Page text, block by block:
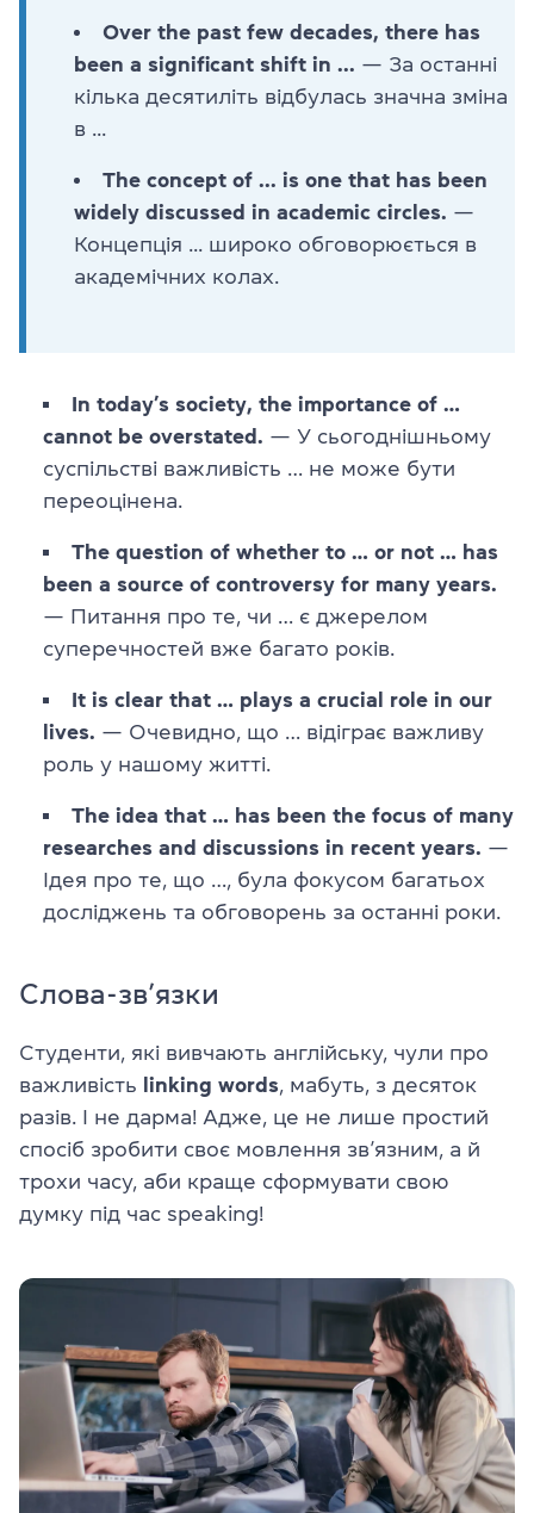
Over the past few decades, there has
been a significant shift in ... — За останні
кілька десятиліть відбулась значна зміна
в ...
The concept of ... is one that has been
widely discussed in academic circles. —
Концепція ... широко обговорюється в
академічних колах.
In today’s society, the importance of …
cannot be overstated. — У сьогоднішньому
суспільстві важливість … не може бути
переоцінена.
The question of whether to … or not … has
been a source of controversy for many years.
— Питання про те, чи … є джерелом
суперечностей вже багато років.
It is clear that … plays a crucial role in our
lives. — Очевидно, що … відіграє важливу
роль у нашому житті.
The idea that … has been the focus of many
researches and discussions in recent years. —
Ідея про те, що …, була фокусом багатьох
досліджень та обговорень за останні роки.
Слова-зв’язки
Студенти, які вивчають англійську, чули про
важливість
linking words, мабуть, з десяток
разів. І не дарма! Адже, це не лише простий
спосіб зробити своє мовлення зв’язним, а й
трохи часу, аби краще сформувати свою
думку під час speaking!